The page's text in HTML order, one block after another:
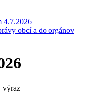
4.7.2026
obcí a do orgánov
výraz